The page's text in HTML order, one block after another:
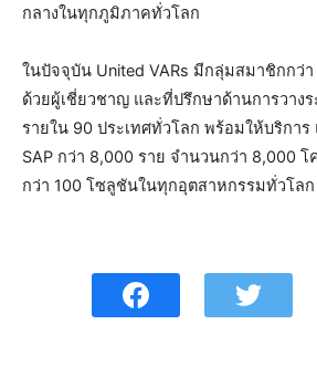
กลางในทุกภูมิภาคทั่วโลก
ในปัจจุบัน United VARs มีกลุ่มสมาชิกกว่
ด้วยผู้เชี่ยวชาญ และที่ปรึกษาด้านการวางร
รายใน 90 ประเทศทั่วโลก พร้อมให้บริกา
SAP กว่า 8,000 ราย จำนวนกว่า 8,000
กว่า 100 โซลูชันในทุกอุตสาหกรรมทั่วโลก